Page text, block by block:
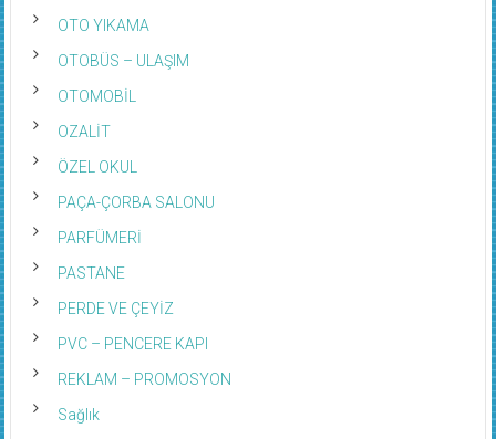
OTO YIKAMA
OTOBÜS – ULAŞIM
OTOMOBİL
OZALİT
ÖZEL OKUL
PAÇA-ÇORBA SALONU
PARFÜMERİ
PASTANE
PERDE VE ÇEYİZ
PVC – PENCERE KAPI
REKLAM – PROMOSYON
Sağlık